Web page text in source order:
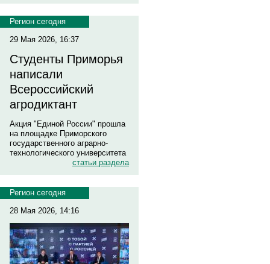
Регион сегодня
29 Мая 2026, 16:37
Студенты Приморья
написали
Всероссийский
агродиктант
Акция "Единой России" прошла
на площадке Приморского
государственного аграрно-
технологического университета
статьи раздела
Регион сегодня
28 Мая 2026, 14:16